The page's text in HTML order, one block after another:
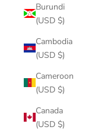
Burundi
(USD $)
Cambodia
(USD $)
Cameroon
(USD $)
Canada
(USD $)